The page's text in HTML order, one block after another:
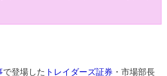
で登場した トレイダーズ証券 ・市場部長